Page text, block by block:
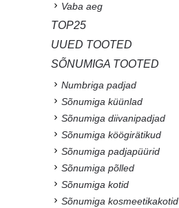
Vaba aeg
TOP25
UUED TOOTED
SÕNUMIGA TOOTED
Numbriga padjad
Sõnumiga küünlad
Sõnumiga diivanipadjad
Sõnumiga köögirätikud
Sõnumiga padjapüürid
Sõnumiga põlled
Sõnumiga kotid
Sõnumiga kosmeetikakotid